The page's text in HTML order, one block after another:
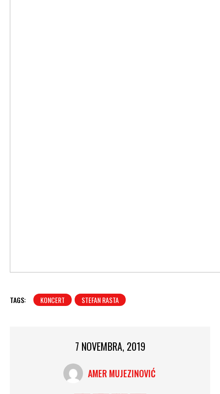
TAGS: KONCERT STEFAN RASTA
7 NOVEMBRA, 2019
AMER MUJEZINOVIĆ